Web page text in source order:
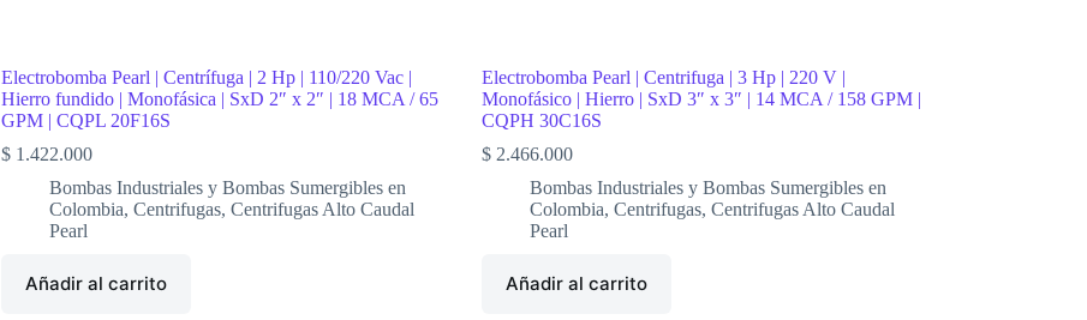
Electrobomba Pearl | Centrífuga | 2 Hp | 110/220 Vac |
Hierro fundido | Monofásica | SxD 2″ x 2″ | 18 MCA / 65
GPM | CQPL 20F16S
$1.422.000
Bombas Industriales y Bombas Sumergibles en
Colombia, Centrifugas, Centrifugas Alto Caudal
Pearl
Añadir al carrito
Electrobomba Pearl | Centrifuga | 3 Hp | 220 V |
Monofásico | Hierro | SxD 3″ x 3″ | 14 MCA / 158 GPM |
CQPH 30C16S
$2.466.000
Bombas Industriales y Bombas Sumergibles en
Colombia, Centrifugas, Centrifugas Alto Caudal
Pearl
Añadir al carrito